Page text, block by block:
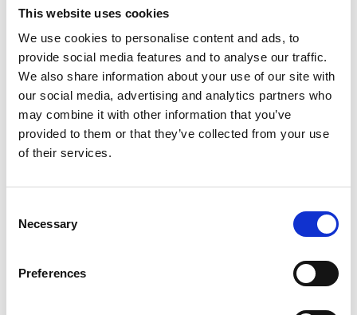
This website uses cookies
We use cookies to personalise content and ads, to
provide social media features and to analyse our traffic.
We also share information about your use of our site with
our social media, advertising and analytics partners who
may combine it with other information that you’ve
provided to them or that they’ve collected from your use
of their services.
Selection
Necessary
Preferences
användes var år 1855 då postrånaren Jonas Falks
Postrånaren Jonas Falk
Jonas Falk kom tidigt i livet i delo med rättvisan. Efter
att ha prövat lyckan i Stockholm sökte han sig åter till
hemtrakten för att vid lämpligt tillfälle råna
postdiligensen som gick mellan Jönköping och
Anders Frid lade sig en mörk höstnatt i bakhåll för
postgården Sibbarp i Sandhem. När skjutsen kom
körsvennen med en knölpåk. Rånarna kom över 2000
riksdaler och skyndade tillbaka till Stockholm. De var